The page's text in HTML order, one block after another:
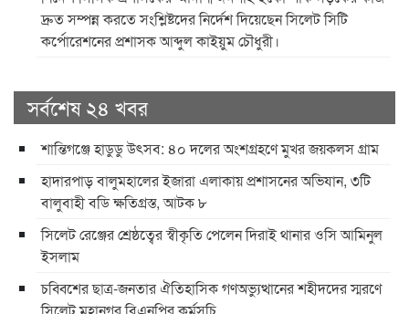
দ্রুত সম্পন্ন করতে সংশ্লিষ্টদের নির্দেশ দিয়েছেন সিলেট সিটি
কর্পোরেশনের প্রশাসক আব্দুল কাইয়ুম চৌধুরী।
সর্বশেষ ২৪ খবর
শান্তিগঞ্জে হাডুডু উৎসব: ৪০ দলের অংশগ্রহণে মুখর জয়কলস গ্রাম
হাদারপাড় বালুমহালের ইজারা এলাকায় প্রশাসনের অভিযান, ৩টি
বালুবাহী বডি ক্ষতিগ্রস্ত, আটক ৮
সিলেট রেঞ্জের শ্রেষ্ঠত্বের স্বীকৃতি পেলেন দিরাই থানার ওসি আমিনুল
ইসলাম
চব্বিশের ছাত্র-জনতার ঐতিহাসিক গণঅভ্যুত্থানের শহীদদের স্মরণে